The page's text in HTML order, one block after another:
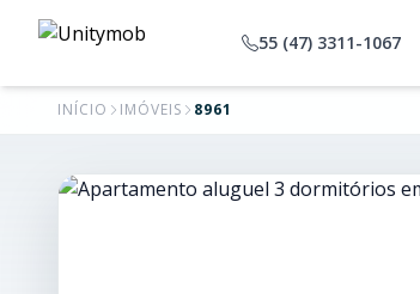
55 (47) 3311-1067
INÍCIO IMÓVEIS 8961